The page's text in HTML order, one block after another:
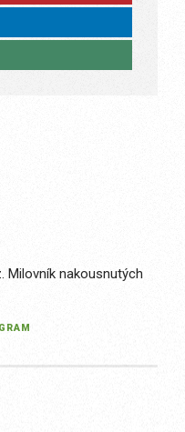
Milovník nakousnutých